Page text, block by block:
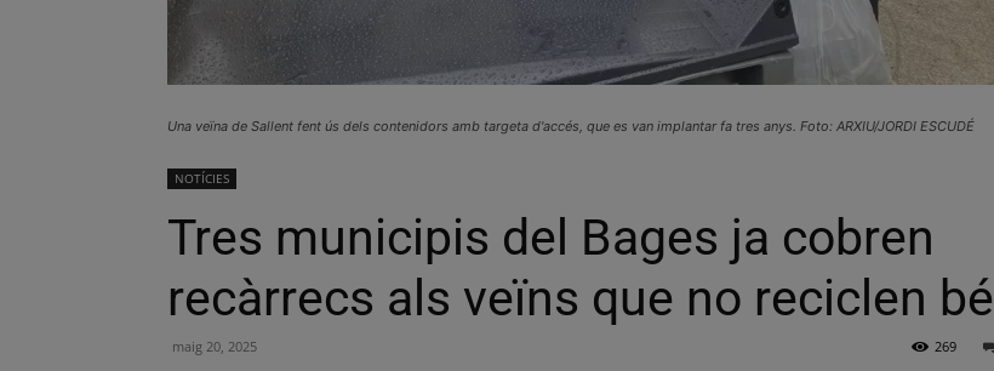
Una veïna de Sallent fent ús dels contenidors amb targeta d'accés, que es van implantar fa tres anys. Foto: ARXIU/JORDI ESCUDÉ
NOTÍCIES
Tres municipis del Bages ja cobren
recàrrecs als veïns que no reciclen bé
maig 20, 2025 269